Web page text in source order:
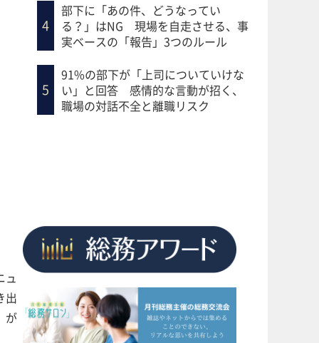
部下に「あの件、どうなってい
る？」はNG 現場を自走させる、事
実ベースの「報告」3つのルール
91%の部下が「上司についていけな
い」と回答 感情的な言動が招く、
職場の対話不全と離職リスク
ュ
出
が